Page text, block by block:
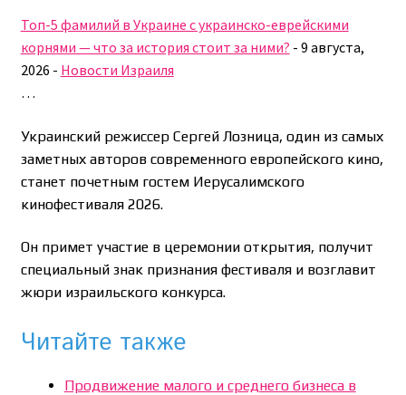
Топ-5 фамилий в Украине с украинско-еврейскими
корнями — что за история стоит за ними? - 9 августа,
2026 - Новости Израиля
…
Украинский режиссер Сергей Лозница, один из самых
заметных авторов современного европейского кино,
станет почетным гостем Иерусалимского
кинофестиваля 2026.
Он примет участие в церемонии открытия, получит
специальный знак признания фестиваля и возглавит
жюри израильского конкурса.
Читайте также
Продвижение малого и среднего бизнеса в